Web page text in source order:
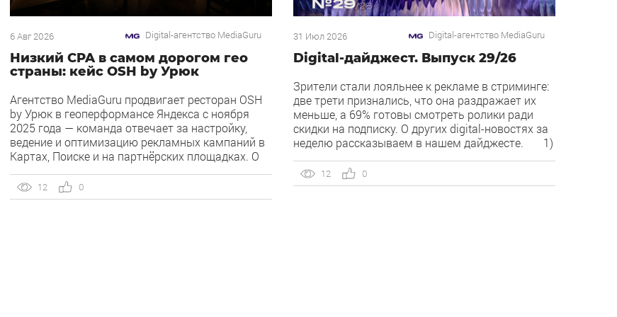
6 Авг 2026 Digital-агентство MediaGuru
Низкий CPA в самом дорогом гео
страны: кейс OSH by Урюк
Агентство MediaGuru продвигает ресторан OSH
by Урюк в геоперформансе Яндекса с ноября
2025 года — команда отвечает за настройку,
ведение и оптимизацию рекламных кампаний в
Картах, Поиске и на партнёрских площадках. О
открывшийся в конце 2025 года и объединивший
концепцию дубайского OSH с сетью «Урюк».
12 0
31 Июл 2026 Digital-агентство MediaGuru
Digital-дайджест. Выпуск 29/26
Зрители стали лояльнее к рекламе в стриминге:
две трети признались, что она раздражает их
меньше, а 69% готовы смотреть ролики ради
скидки на подписку. О других digital-новостях за
неделю рассказываем в нашем дайджесте. 1)
коллтрекинг. В Директе появился встроенный
динамический коллтрекинг — без доплат и
12 0